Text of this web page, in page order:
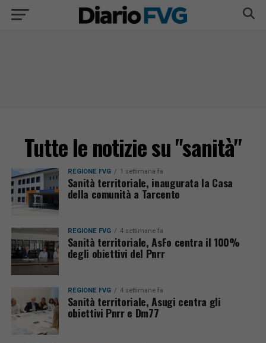
Tutte le notizie su "sanità"
REGIONE FVG 1 settimana fa
Sanità territoriale, inaugurata la Casa
della comunità a Tarcento
REGIONE FVG 4 settimane fa
Sanità territoriale, AsFo centra il 100%
degli obiettivi del Pnrr
REGIONE FVG 4 settimane fa
Sanità territoriale, Asugi centra gli
obiettivi Pnrr e Dm77